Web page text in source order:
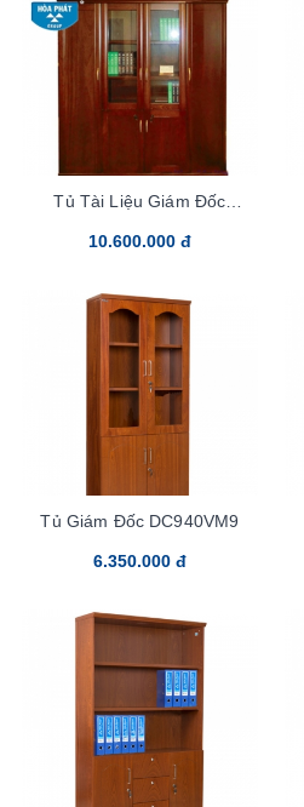
Tủ Tài Liệu Giám Đốc
10.600.000 đ
Tủ Giám Đốc DC940VM9
6.350.000 đ